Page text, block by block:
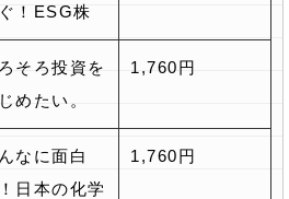
！ESG株
そろ投資を
めたい。
1,760円
なに面白
日本の化学
1,760円